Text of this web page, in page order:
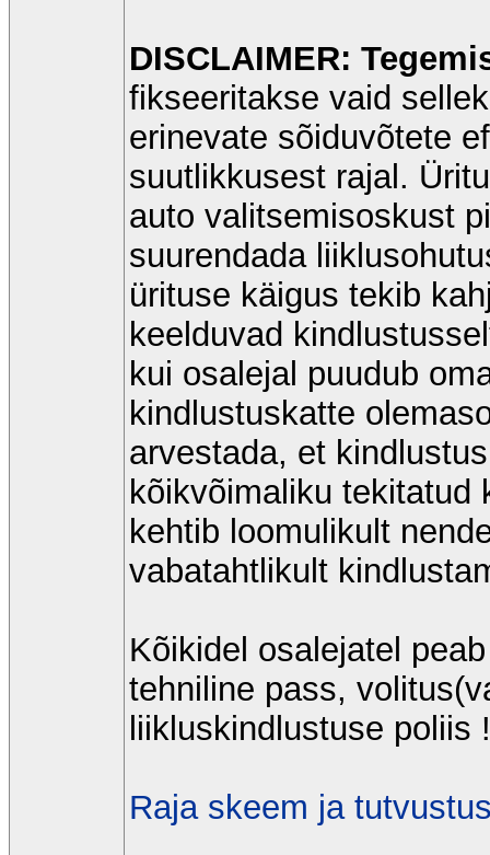
DISCLAIMER:
fikseeritakse vaid
erinevate sõiduvõtete
suutlikkusest rajal.
auto valitsemisoskust
suurendada
ürituse käigus tekib
keelduvad
kui osalejal puudub
kindlustuskatte
arvestada, et
kõikvõimaliku tekitatud
kehtib loomulikult
vabatahtlikult
Kõikidel osalejatel
tehniline pass,
liikluskindlustuse poliis !
Raja skeem ja